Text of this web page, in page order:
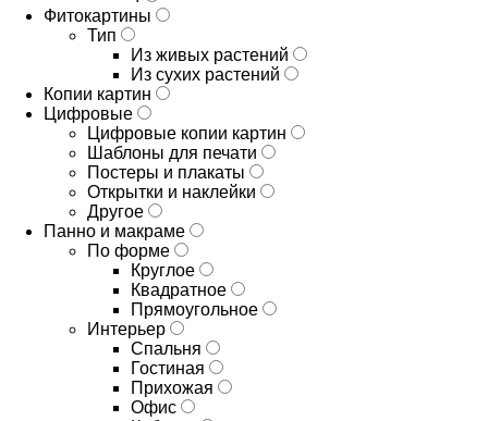
Фитокартины
Тип
Из живых растений
Из сухих растений
Копии картин
Цифровые
Цифровые копии картин
Шаблоны для печати
Постеры и плакаты
Открытки и наклейки
Другое
Панно и макраме
По форме
Круглое
Квадратное
Прямоугольное
Интерьер
Спальня
Гостиная
Прихожая
Офис